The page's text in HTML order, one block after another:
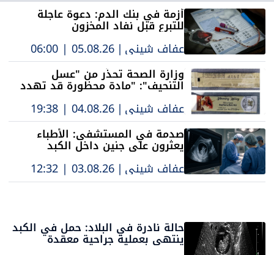
أزمة في بنك الدم: دعوة عاجلة
للتبرع قبل نفاد المخزون
عفاف شيني |
05.08.26 | 06:00
وزارة الصحة تحذّر من "عسل
التنحيف": "مادة محظورة قد تهدد
الحياة"
عفاف شيني |
04.08.26 | 19:38
صدمة في المستشفى: الأطباء
يعثرون على جنين داخل الكبد
عفاف شيني |
03.08.26 | 12:32
حالة نادرة في البلاد: حمل في الكبد
ينتهي بعملية جراحية معقدة